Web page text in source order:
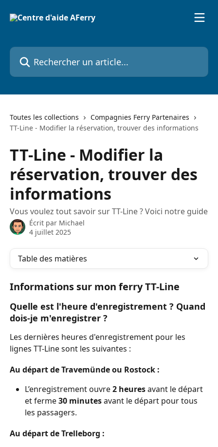
Rechercher un article...
Toutes les collections
Compagnies Ferry Partenaires
TT-Line - Modifier la réservation, trouver des informations
TT-Line - Modifier la
réservation, trouver des
informations
Vous voulez tout savoir sur TT-Line ? Voici notre guide
Écrit par Michael
4 juillet 2025
Table des matières
Informations sur mon ferry TT-Line
Quelle est l'heure d'enregistrement ? Quand
dois-je m'enregistrer ?
Les dernières heures d'enregistrement pour les
lignes TT-Line sont les suivantes :
Au départ de Travemünde ou Rostock :
L’enregistrement ouvre 2 heures avant le départ
et ferme 30 minutes avant le départ pour tous
les passagers.
Au départ de Trelleborg :